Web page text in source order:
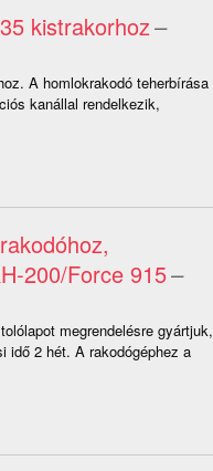
kistrakorhoz–
A homlokrakodó teherbírása
kanállal rendelkezik,
200/Force 915–
megrendelésre gyártjuk,
idő 2 hét. A rakodógéphez a